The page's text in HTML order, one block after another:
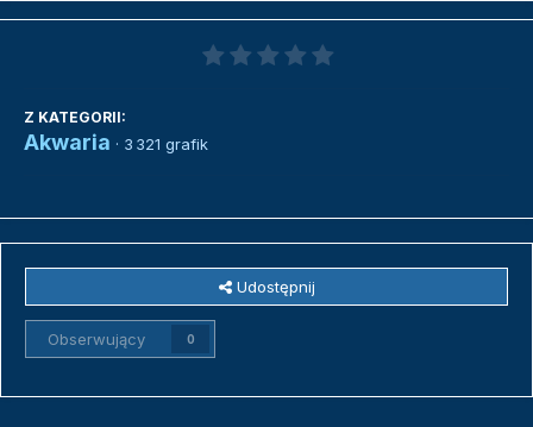
Z KATEGORII:
Akwaria · 3 321 grafik
Udostępnij
Obserwujący 0